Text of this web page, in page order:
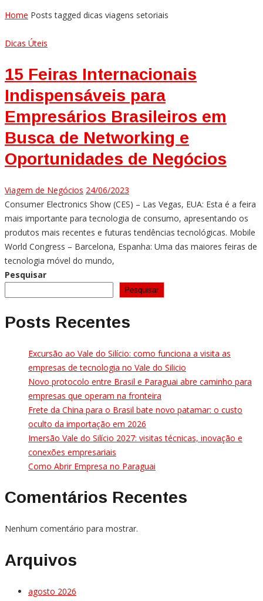
Home Posts tagged dicas viagens setoriais
Dicas Úteis
15 Feiras Internacionais
Indispensáveis para
Empresários Brasileiros em
Busca de Networking e
Oportunidades de Negócios
Viagem de Negócios 24/06/2023
Consumer Electronics Show (CES) – Las Vegas, EUA: Esta é a feira
mais importante para tecnologia de consumo, apresentando os
produtos mais recentes e futuras tendências tecnológicas. Mobile
World Congress – Barcelona, Espanha: Uma das maiores feiras de
tecnologia móvel do mundo,
Pesquisar
Pesquisar
Posts Recentes
Excursão ao Vale do Silício: como funciona a visita as
empresas de tecnologia no Vale do Silicio
Novo protocolo entre Brasil e Paraguai abre caminho para
empresas que operam na fronteira
Frete da China para o Brasil bate novo patamar: o custo
oculto da importação em 2026
Imersão Vale do Silício 2027: visitas técnicas, inovação e
conexões empresariais
Como Abrir Empresa no Paraguai
Comentários Recentes
Nenhum comentário para mostrar.
Arquivos
agosto 2026